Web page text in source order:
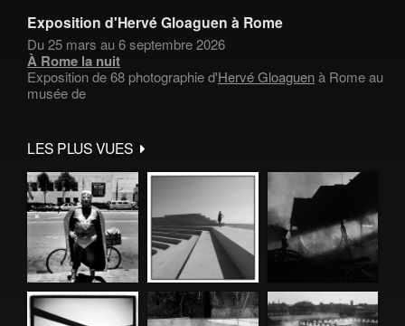
Exposition d'Hervé Gloaguen à Rome
Du 25 mars au 6 septembre 2026
À Rome la nuit
Exposition de 68 photographie d'Hervé Gloaguenà Rome au
musée de
LES PLUS VUES